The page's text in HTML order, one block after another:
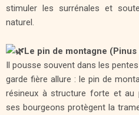
stimuler les surrénales et
naturel.
Le pin de montagne (Pinus
Il pousse souvent dans les
garde fière allure : le pin de
résineux à structure forte et au
ses bourgeons protègent la